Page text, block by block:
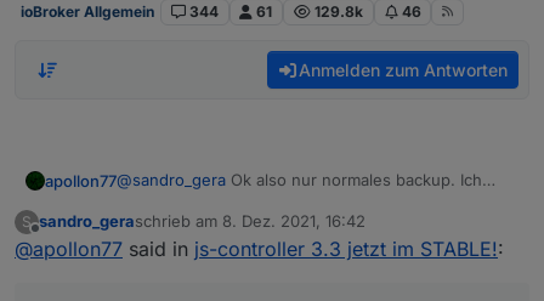
ioBroker Allgemein 344 61 129.8k 46
Anmelden zum Antworten
apollon77@sandro_gera Ok also nur normales backup. Ich
mach mal ein
S
Offline
sandro_geraschrieb am 8. Dez. 2021, 16:42
zuletzt editiert von
@apollon77 said in js-controller 3.3 jetzt im STABLE!: